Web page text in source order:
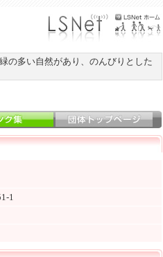
の多い自然があり、のんびりとした
1